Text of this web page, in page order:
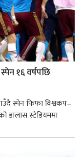
१६ वर्षपछि
स्पेन फिफा विश्वकप–
डालास स्टेडियममा